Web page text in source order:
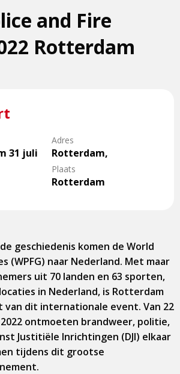
and Fire
Rotterdam
31 juli
Adres
Rotterdam,
Plaats
Rotterdam
geschiedenis komen de World
(WPFG) naar Nederland. Met maar
uit 70 landen en 63 sporten,
in Nederland, is Rotterdam
van dit internationale event. Van 22
ontmoeten brandweer, politie,
Justitiële Inrichtingen (DJI) elkaar
tijdens dit grootse